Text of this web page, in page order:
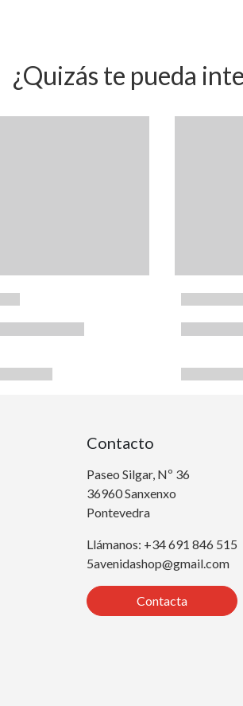
¿Quizás te pueda
Contacto
Paseo Silgar, Nº 36
36960 Sanxenxo
Pontevedra
Llámanos: +34 691 846 515
5avenidashop@gmail.com
Contacta